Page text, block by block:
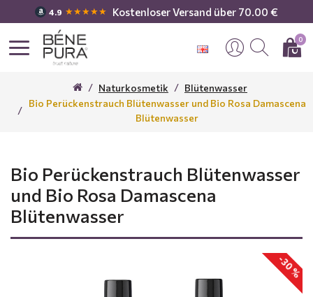
4.9 ★★★★★ Kostenloser Versand über 70.00 €
0
Naturkosmetik
Blütenwasser
Bio Perückenstrauch Blütenwasser und Bio Rosa Damascena
Blütenwasser
Bio Perückenstrauch Blütenwasser
und Bio Rosa Damascena
Blütenwasser
-30 %